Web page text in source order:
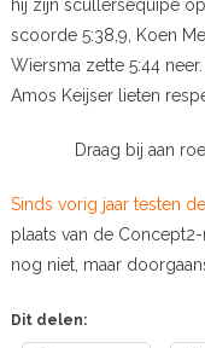
hij zijn scullersequipe
scoorde 5:38,9, Koen
Wiersma zette 5:44
Amos Keijser lieten
Draag bij aan
Sinds vorig jaar testen
plaats van de
nog niet, maar
Dit delen: